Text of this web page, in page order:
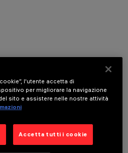
l'utente accetta di
per migliorare la navigazione
sito e assistere nelle nostre attività
Accetta tutti i cookie